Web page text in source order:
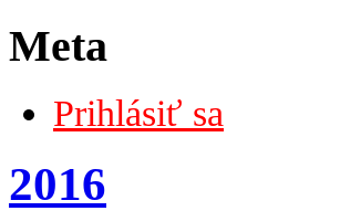
Meta
Prihlásiť sa
2016